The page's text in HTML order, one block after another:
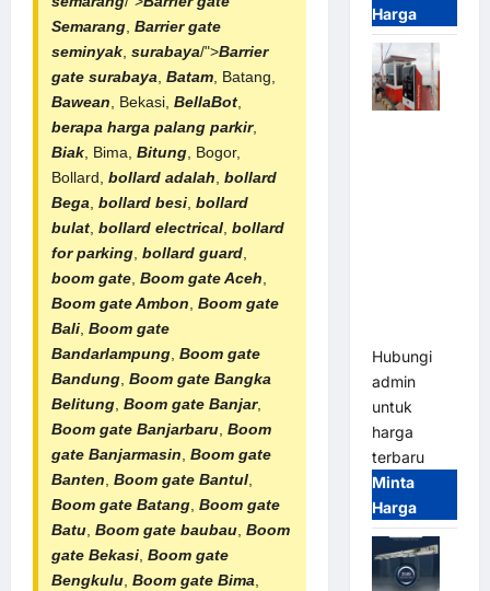
Semarang, Barrier gate
seminyak, surabaya/">Barrier
gate surabaya, Batam, Batang,
Bawean, Bekasi, BellaBot,
berapa harga palang parkir,
Biak, Bima, Bitung, Bogor,
Bollard, bollard adalah, bollard
Bega, bollard besi, bollard
bulat, bollard electrical, bollard
for parking, bollard guard,
boom gate, Boom gate Aceh,
Boom gate Ambon, Boom gate
Bali, Boom gate
Bandarlampung, Boom gate
Bandung, Boom gate Bangka
Belitung, Boom gate Banjar,
Boom gate Banjarbaru, Boom
gate Banjarmasin, Boom gate
Banten, Boom gate Bantul,
Boom gate Batang, Boom gate
Batu, Boom gate baubau, Boom
gate Bekasi, Boom gate
Bengkulu, Boom gate Bima,
Harga
Hubungi
admin
untuk
harga
terbaru
Minta
Harga